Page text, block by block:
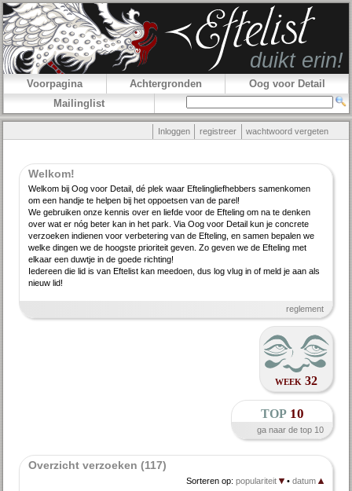
Voorpagina Achtergronden
Oog voor Detail
Mailinglist
Inloggen registreer wachtwoord vergeten
Welkom!
Welkom bij Oog voor Detail, dé plek waar Efteling­lief­hebbers samenkomen
om een handje te helpen bij het oppoetsen van de parel!
We gebruiken onze kennis over en liefde voor de Efteling om na te denken
over wat er nóg beter kan in het park. Via Oog voor Detail kun je concrete
verzoeken indienen voor verbe­tering van de Efteling, en samen bepalen we
welke dingen we de hoogste priori­teit geven. Zo geven we de Efteling met
elkaar een duwtje in de goede richting!
Iedereen die lid is van Eftelist kan meedoen, dus log vlug in of meld je aan als
nieuw lid!
reglement
week 32
top 10
ga naar de top 10
Overzicht verzoeken (117)
Sorteren op: populariteit • datum